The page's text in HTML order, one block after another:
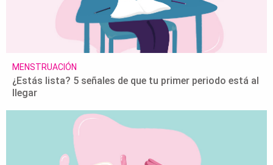
MENSTRUACIÓN
¿Estás lista? 5 señales de que tu primer periodo está al
llegar